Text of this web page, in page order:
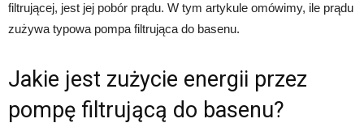
filtrującej, jest jej pobór prądu. W tym artykule omówimy, ile prądu
zużywa typowa pompa filtrująca do basenu.
Jakie jest zużycie energii przez
pompę filtrującą do basenu?